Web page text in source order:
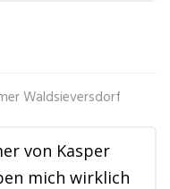
Waldsieversdorf
von Kasper
mich wirklich